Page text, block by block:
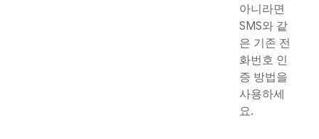
아니라면
SMS와 같
은 기존 전
화번호 인
증 방법을
사용하세
요.